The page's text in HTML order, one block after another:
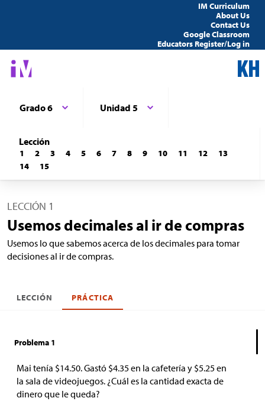
IM Curriculum
About Us
Contact Us
Google Classroom
Educators Register/Log in
Grado 6 Unidad 5
Lección
1 2 3 4 5 6 7 8 9 10 11 12
13
14
15
LECCIÓN 1
Usemos decimales al ir de compras
Usemos lo que sabemos acerca de los decimales para tomar
decisiones al ir de compras.
LECCIÓN PRÁCTICA
Problema 1
Mai tenía $14.50. Gastó $4.35 en la cafetería y $5.25 en
la sala de videojuegos. ¿Cuál es la cantidad exacta de
dinero que le queda?